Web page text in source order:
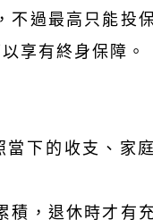
不過最高只能投
享有終身保障。
當下的收支、家
積 ，退休時才有